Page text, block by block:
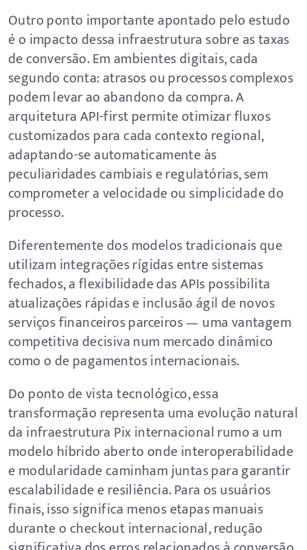
Outro ponto importante apontado pelo estudo
é o impacto dessa infraestrutura sobre as taxas
de conversão. Em ambientes digitais, cada
segundo conta: atrasos ou processos complexos
podem levar ao abandono da compra. A
arquitetura API-first permite otimizar fluxos
customizados para cada contexto regional,
adaptando-se automaticamente às
peculiaridades cambiais e regulatórias, sem
comprometer a velocidade ou simplicidade do
processo.
Diferentemente dos modelos tradicionais que
utilizam integrações rígidas entre sistemas
fechados, a flexibilidade das APIs possibilita
atualizações rápidas e inclusão ágil de novos
serviços financeiros parceiros — uma vantagem
competitiva decisiva num mercado dinâmico
como o de pagamentos internacionais.
Do ponto de vista tecnológico, essa
transformação representa uma evolução natural
da infraestrutura Pix internacional rumo a um
modelo híbrido aberto onde interoperabilidade
e modularidade caminham juntas para garantir
escalabilidade e resiliência. Para os usuários
finais, isso significa menos etapas manuais
durante o checkout internacional, redução